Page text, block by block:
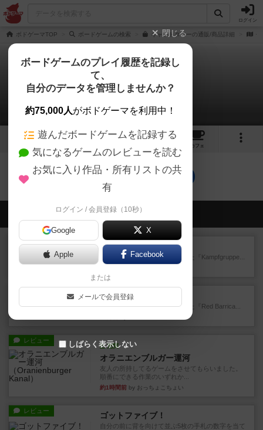
ログイン
ボドゲーマTOP ボードゲームの検索 キャットタワーの通販/商品詳細 作
キャットタワー
0件の戦略やコツ
2 2
カフェ
キャットタワーのトップに戻る
会員の新しい投稿
レビュー パイパー戦闘団1
1993年にAvalon Hill社が出版した『Kampfgruppe...
レッドバリケ－ド工場
1989年にAvalon Hill社が出版した『Red Barrica...
レビュー
充実
オラニエンブルガー運河
友人の所持してるゲームをさせてもらいました。
順番にできる作業のいずれか...
約1時間前 by おっちょこちょい
レビュー ゴットファイブ！
自分の前に背を向けて並ぶ5枚の手札の数字を当て
閉じる
ボードゲームのプレイ履歴を記録し
て、
自分のデータを管理しませんか？
約75,000人がボドゲーマを利用中！
遊んだボードゲームを記録する
気になるゲームのレビューを読む
お気に入り作品・所有リストの共
有
ログイン / 会員登録（10秒）
Google X
Apple Facebook
または
メールで会員登録
しばらく表示しない